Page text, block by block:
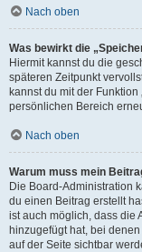
Nach oben
Was bewirkt die
Hiermit kannst du die
späteren Zeitpunkt
kannst du mit der
persönlichen Bereich
Nach oben
Warum muss mein
Die Board-Administration
du einen Beitrag erstellt
ist auch möglich, dass die
hinzugefügt hat, bei
auf der Seite sichtbar